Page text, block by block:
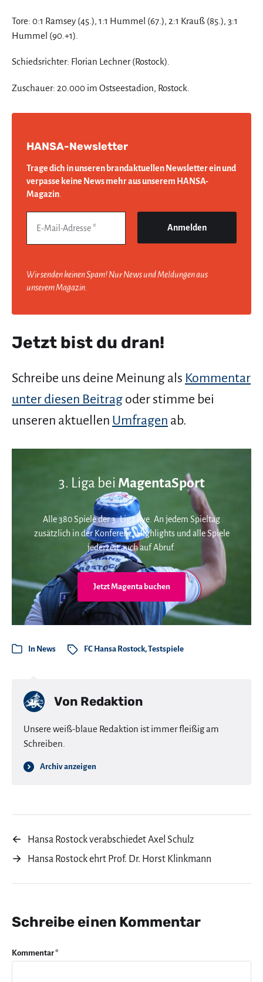
Tore: 0:1 Ramsey (45.), 1:1 Hummel (67.), 2:1 Krauß (85.), 3:1
Hummel (90.+1).
Schiedsrichter: Florian Lechner (Rostock).
Zuschauer: 20.000 im Ostseestadion, Rostock.
HANSA-Newsletter
Trage dich in unseren brandaktuellen Newsletter ein und
verpasse keine News mehr aus unserem HANSA-
Magazin
Wir senden keinen Spam! Nur News und Meldungen aus
unserem Magazin.
Jetzt bist du dran!
Schreibe uns deine Meinung als Kommentar
unter diesen Beitrag oder stimme bei
unseren aktuellen Umfragen ab.
3. Liga bei MagentaSport
Alle 380 Spiele der 3. Liga live. An jedem Spieltag
zusätzlich in der Konferenz. Highlights und alle Spiele
jederzeit auch auf Abruf.
Jetzt Magenta buchen
In News FC Hansa Rostock,Testspiele
Von Redaktion
Unsere weiß-blaue Redaktion ist immer fleißig am
Schreiben.
Archiv anzeigen
←
Hansa Rostock verabschiedet Axel Schulz
→
Hansa Rostock ehrt Prof. Dr. Horst Klinkmann
Schreibe einen Kommentar
Kommentar*